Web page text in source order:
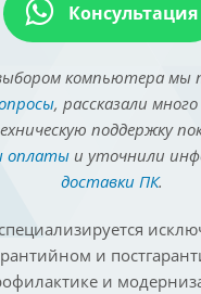
Консультация
компьютера мы
, рассказали
поддержку
оплатыи уточнили
доставки ПК.
и
и